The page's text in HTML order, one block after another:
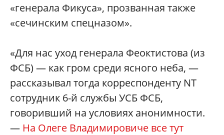
«генерала Фикуса», прозванная также
«сечинским спецназом».
«Для нас уход генерала Феоктистова (из
ФСБ) — как гром среди ясного неба, —
рассказывал тогда корреспонденту NT
сотрудник 6-й службы УСБ ФСБ,
говоривший на условиях анонимности.
— На Олеге Владимировиче все тут